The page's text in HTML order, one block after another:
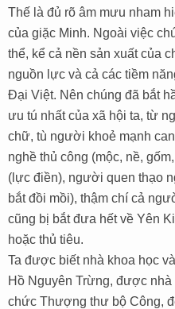
Thế là đủ rõ âm mưu nham
của giặc Minh. Ngoài việc
thể, kể cả nền sản xuất của
nguồn lực và cả các tiềm
Đại Việt. Nên chúng đã bắt
ưu tú nhất của xã hội ta, từ
chữ, tù người khoẻ mạnh
nghề thủ công (mộc, nề,
(lực điền), người quen thạo
bắt đồi mồi), thậm chí cả
cũng bị bắt đưa hết về Yên
hoặc thủ tiêu.
Ta được biết nhà khoa học
Hồ Nguyên Trừng, được
chức Thượng thư bộ Công,